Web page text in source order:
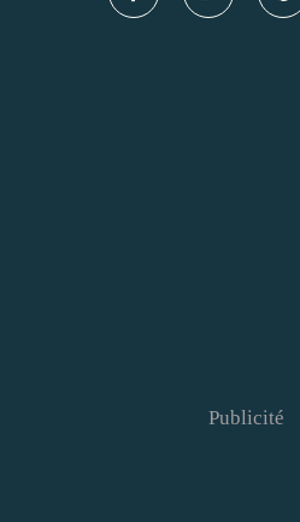
Publicité